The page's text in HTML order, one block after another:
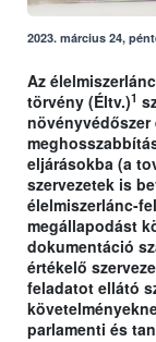
2023. március 24,
Az
törvény (Éltv.)1
növényvédőszer
eljárásokba (a
szervezetek is
élelmiszerlánc-
megállapodást
dokumentáció
értékelő
feladatot ellátó
parlamenti és